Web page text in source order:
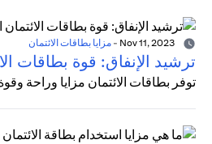
- مزايا بطاقات الائتمان
ترشيد الإنفاق: قوة بطاقات
توفر بطاقات الائتمان مزايا وراحة